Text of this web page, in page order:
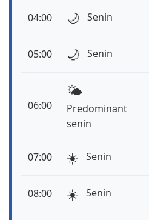
04:00 🌙 Senin
05:00 🌙 Senin
06:00
🌤️
Predominant
senin
07:00 ☀️ Senin
08:00 ☀️ Senin